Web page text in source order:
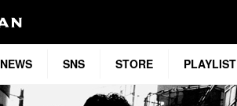
NEWS SNS STORE PLAYLIST